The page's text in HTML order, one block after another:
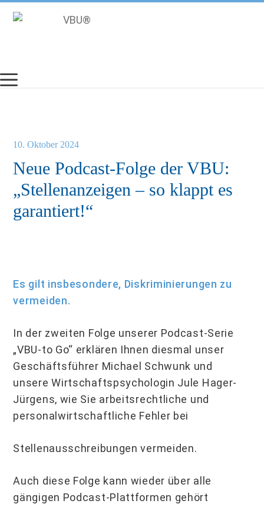
Inhalt
Neue Podcast-Folge der VBU:
„Stellenanzeigen – so klappt es
garantiert!“
10. Oktober 2024
Es gilt insbesondere, Diskriminierungen zu
vermeiden.
In der zweiten Folge unserer Podcast-Serie
„VBU-to Go“ erklären Ihnen diesmal unser
Geschäftsführer Michael Schwunk und
unsere Wirtschaftspsychologin Jule Hager-
Jürgens, wie Sie arbeitsrechtliche und
personalwirtschaftliche Fehler bei
Stellenausschreibungen vermeiden.
Auch diese Folge kann wieder über alle
gängigen Podcast-Plattformen gehört